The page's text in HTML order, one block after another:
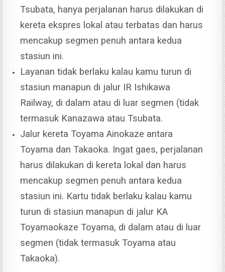
Tsubata, hanya perjalanan harus dilakukan di
kereta ekspres lokal atau terbatas dan harus
mencakup segmen penuh antara kedua
stasiun ini.
Layanan tidak berlaku kalau kamu turun di
stasiun manapun di jalur IR Ishikawa
Railway, di dalam atau di luar segmen (tidak
termasuk Kanazawa atau Tsubata.
Jalur kereta Toyama Ainokaze antara
Toyama dan Takaoka. Ingat gaes, perjalanan
harus dilakukan di kereta lokal dan harus
mencakup segmen penuh antara kedua
stasiun ini. Kartu tidak berlaku kalau kamu
turun di stasiun manapun di jalur KA
Toyamaokaze Toyama, di dalam atau di luar
segmen (tidak termasuk Toyama atau
Takaoka).